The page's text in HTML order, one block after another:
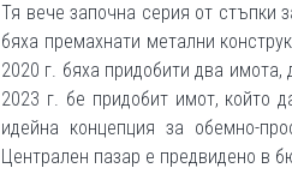
Тя вече започна серия от стъпки
бяха премахнати метални
2020 г. бяха придобити два
2023 г. бе придобит имот, който
идейна концепция за обемно-
Централен пазар е предвидено в